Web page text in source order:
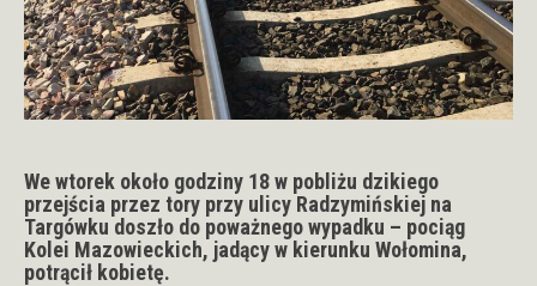
We wtorek około godziny 18 w pobliżu dzikiego
przejścia przez tory przy ulicy Radzymińskiej na
Targówku doszło do poważnego wypadku – pociąg
Kolei Mazowieckich, jadący w kierunku Wołomina,
potrącił kobietę.